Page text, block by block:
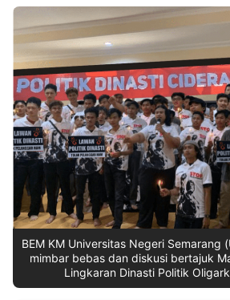
Partner
Insight
NTB
Suara
Time
Lens
IDN
Daily
Jogja
Jalan
Rakyat
Idealita
News
Kita
Notice
Dinamikapost.com
Radar
Baru
Seedbacklink
Follow
Kabarbaru
BEM KM Universitas Negeri Semarang
mimbar bebas dan diskusi bertajuk
Lingkaran Dinasti Politik